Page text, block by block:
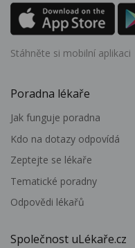
Stáhněte si mobilní aplikaci
Poradna lékaře
Jak funguje poradna
Kdo na dotazy odpovídá
Zeptejte se lékaře
Tematické poradny
Odpovědi lékařů
Společnost uLékaře.cz